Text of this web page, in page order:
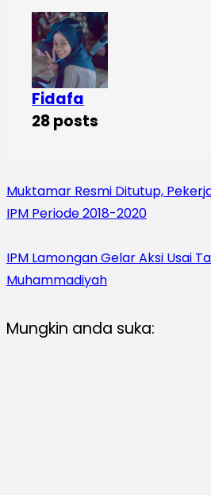
Fidafa
28 posts
Muktamar Resmi Ditutup,
IPM Periode 2018-2020
IPM Lamongan Gelar Aksi Usai
Muhammadiyah
Mungkin anda suka: